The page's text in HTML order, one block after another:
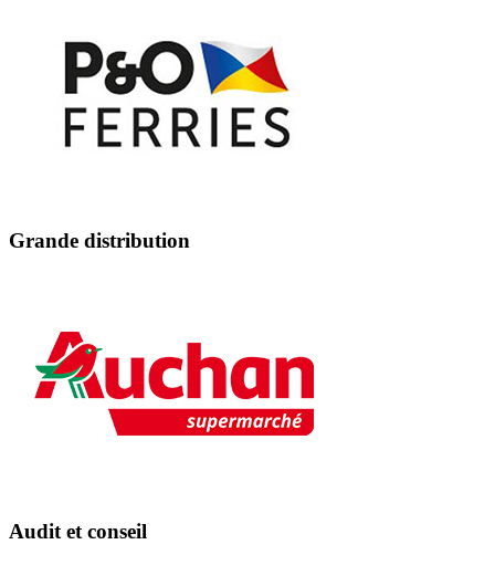
Grande distribution
Audit et conseil